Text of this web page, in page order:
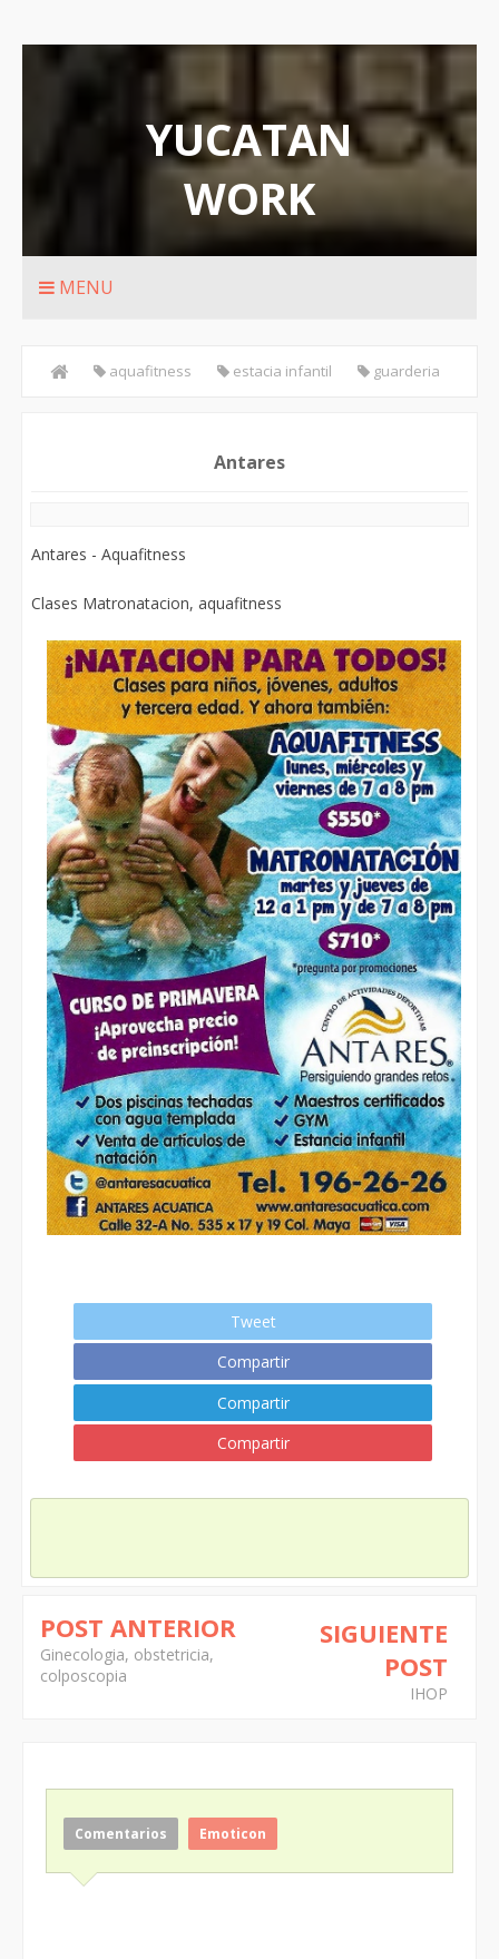
YUCATAN
WORK
Rutas de transporte urbanos de Merida
MENU
aquafitness estacia infantil guarderia
Antares
Antares - Aquafitness
Clases Matronatacion, aquafitness
Tweet
Compartir
Compartir
Compartir
POST ANTERIOR
Ginecologia, obstetricia,
colposcopia
SIGUIENTE
POST
IHOP
Comentarios Emoticon